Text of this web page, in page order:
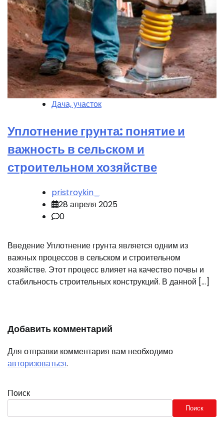
Дача, участок
Уплотнение грунта: понятие и
важность в сельском и
строительном хозяйстве
pristroykin_
28 апреля 2025
0
Введение Уплотнение грунта является одним из
важных процессов в сельском и строительном
хозяйстве. Этот процесс влияет на качество почвы и
стабильность строительных конструкций. В данной […]
Добавить комментарий
Для отправки комментария вам необходимо
авторизоваться.
Поиск
Поиск